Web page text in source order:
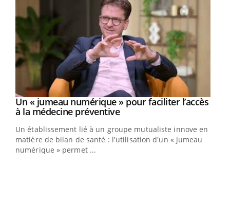
Youtube
Un « jumeau numérique » pour faciliter l’accès
à la médecine préventiveYoutube
Un établissement lié à un groupe mutualiste innove en
matière de bilan de santé : l'utilisation d'un « jumeau
numérique » permet ...